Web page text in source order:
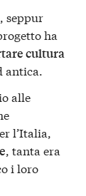
seppur
ha
cultura
antica.
alle
l’Italia,
, tanta era
i loro